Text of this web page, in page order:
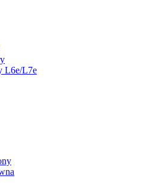
L6e/L7e